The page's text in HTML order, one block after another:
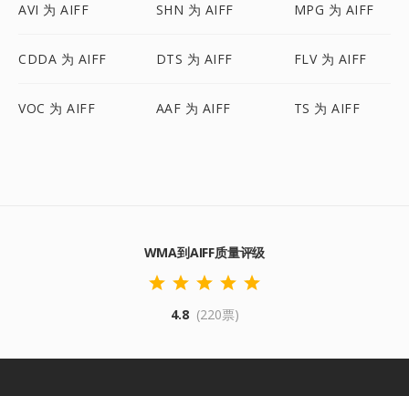
AVI 为 AIFF SHN 为 AIFF MPG 为 AIFF
CDDA 为 AIFF DTS 为 AIFF FLV 为 AIFF
VOC 为 AIFF AAF 为 AIFF TS 为 AIFF
WMA到AIFF质量评级
4.8 (220票)